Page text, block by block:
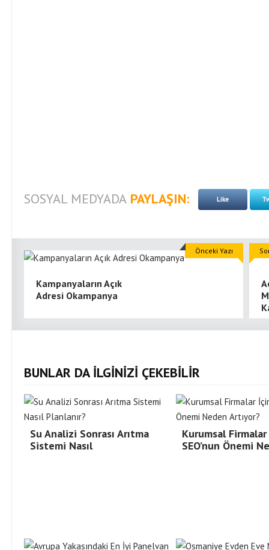
SOSYAL MEDYADA PAYLAŞIN: Like
Kampanyaların Açık
Adresi Okampanya
Önceki Yazı
BUNLAR DA İLGİNİZİ ÇEKEBİLİR
Su Analizi Sonrası Arıtma
Sistemi Nasıl
Kurumsal
SEO’nun Önemi